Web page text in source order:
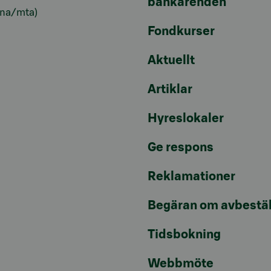
mta)
bankärenden
Fondkurser
Aktuellt
Artiklar
Hyreslokaler
Ge respons
Reklamationer
Begäran om
Tidsbokning
Webbmöte